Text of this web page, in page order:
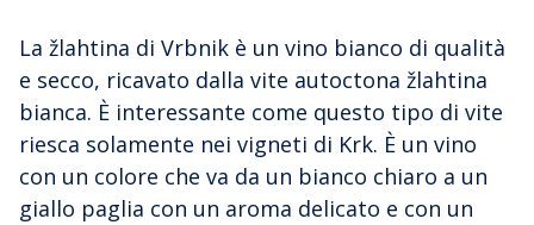
La žlahtina di Vrbnik è un vino bianco di qualità
e secco, ricavato dalla vite autoctona žlahtina
bianca. È interessante come questo tipo di vite
riesca solamente nei vigneti di Krk. È un vino
con un colore che va da un bianco chiaro a un
giallo paglia con un aroma delicato e con un